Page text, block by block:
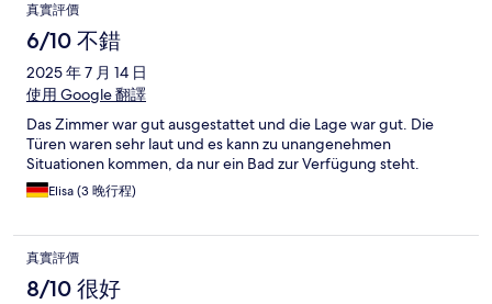
真實評價
6/10 不錯
2025 年 7 月 14 日
使用 Google 翻譯
Das Zimmer war gut ausgestattet und die Lage war gut. Die
Türen waren sehr laut und es kann zu unangenehmen
Situationen kommen, da nur ein Bad zur Verfügung steht.
Elisa (3 晚行程)
真實評價
8/10 很好